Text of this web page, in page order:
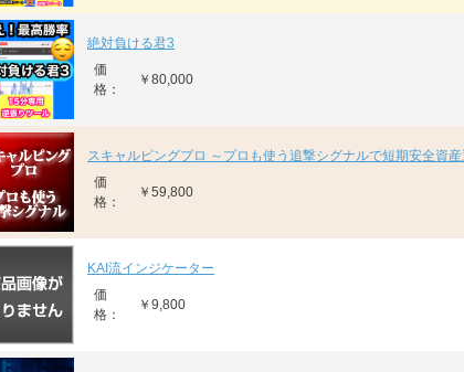
絶対負ける君3
価
格：
￥80,000
スキャルピングプロ ～プロも使う追撃シグナルで短期安全資
価
格：
￥59,800
KAI流インジケーター
価
格：
￥9,800